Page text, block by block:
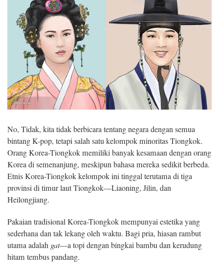
No, Tidak, kita tidak berbicara tentang negara dengan semua
bintang K-pop, tetapi salah satu kelompok minoritas Tiongkok.
Orang Korea-Tiongkok memiliki banyak kesamaan dengan orang
Korea di semenanjung, meskipun bahasa mereka sedikit berbeda.
Etnis Korea-Tiongkok kelompok ini tinggal terutama di tiga
provinsi di timur laut Tiongkok—Liaoning, Jilin, dan
Heilongjiang.
Pakaian tradisional Korea-Tiongkok mempunyai estetika yang
sederhana dan tak lekang oleh waktu. Bagi pria, hiasan rambut
utama adalah gat—a topi dengan bingkai bambu dan kerudung
hitam tembus pandang.